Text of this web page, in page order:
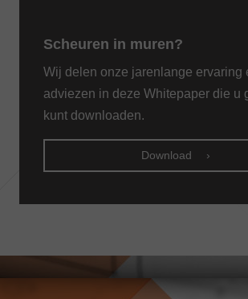
Scheuren in muren?
Wij delen onze jarenlange ervaring
adviezen in deze Whitepaper die u
kunt downloaden.
Download